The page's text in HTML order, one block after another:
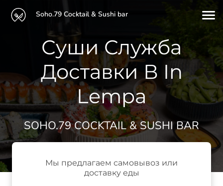
Soho.79 Cocktail & Sushi bar
Суши Служба
Доставки В In
Lempa
SOHO.79 COCKTAIL & SUSHI BAR
Мы предлагаем самовывоз или
доставку еды